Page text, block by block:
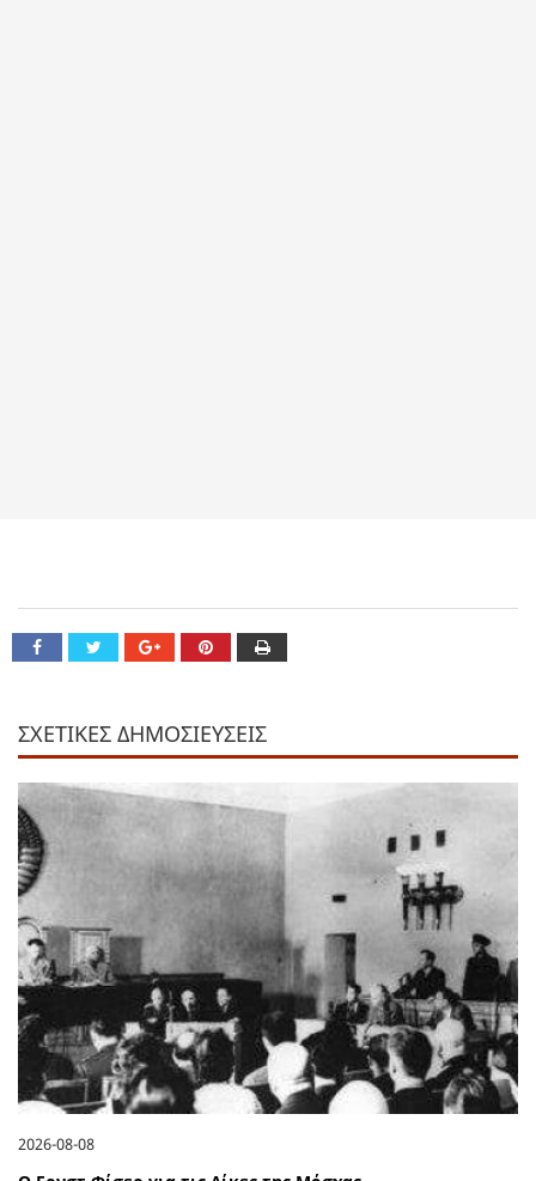
ΣΧΕΤΙΚΕΣ ΔΗΜΟΣΙΕΥΣΕΙΣ
2026-08-08